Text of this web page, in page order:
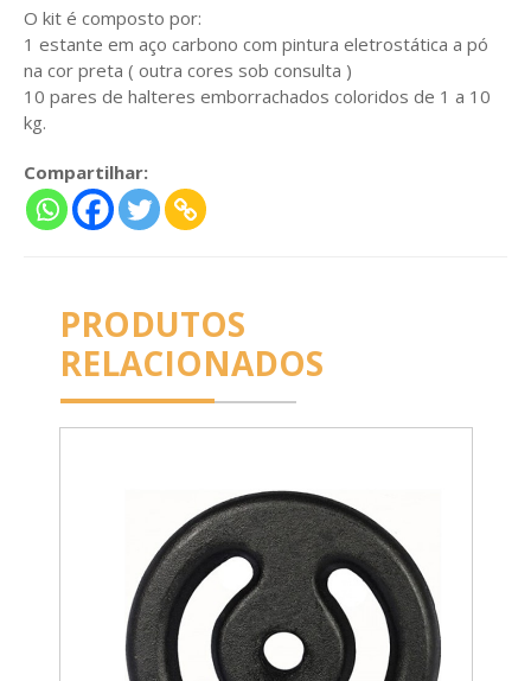
O kit é composto por:
1 estante em aço carbono com pintura eletrostática a pó
na cor preta ( outra cores sob consulta )
10 pares de halteres emborrachados coloridos de 1 a 10
kg.
Compartilhar:
PRODUTOS
RELACIONADOS